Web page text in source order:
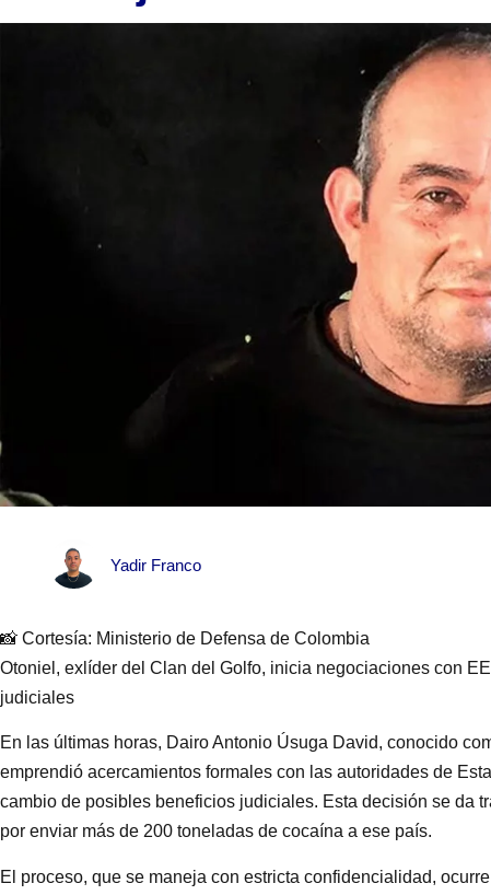
Yadir Franco
📸 Cortesía: Ministerio de Defensa de Colombia
Otoniel, exlíder del Clan del Golfo, inicia negociaciones con
judiciales
En las últimas horas, Dairo Antonio Úsuga David, conocido
emprendió acercamientos formales con las autoridades de
cambio de posibles beneficios judiciales. Esta decisión se da
por enviar más de 200 toneladas de cocaína a ese país.
El proceso, que se maneja con estricta confidencialidad,